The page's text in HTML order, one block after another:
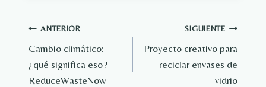
Navegación
de
entradas
ANTERIOR
Cambio climático:
¿qué significa eso? –
ReduceWasteNow
SIGUIENTE
Proyecto creativo para
reciclar envases de
vidrio